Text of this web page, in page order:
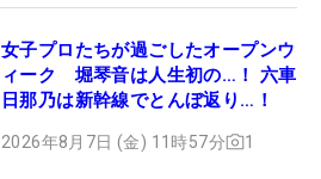
女子プロたちが過ごしたオープンウ
ィーク 堀琴音は人生初の…！ 六車
日那乃は新幹線でとんぼ返り…！
2026年8月7日 (金) 11時57分 1